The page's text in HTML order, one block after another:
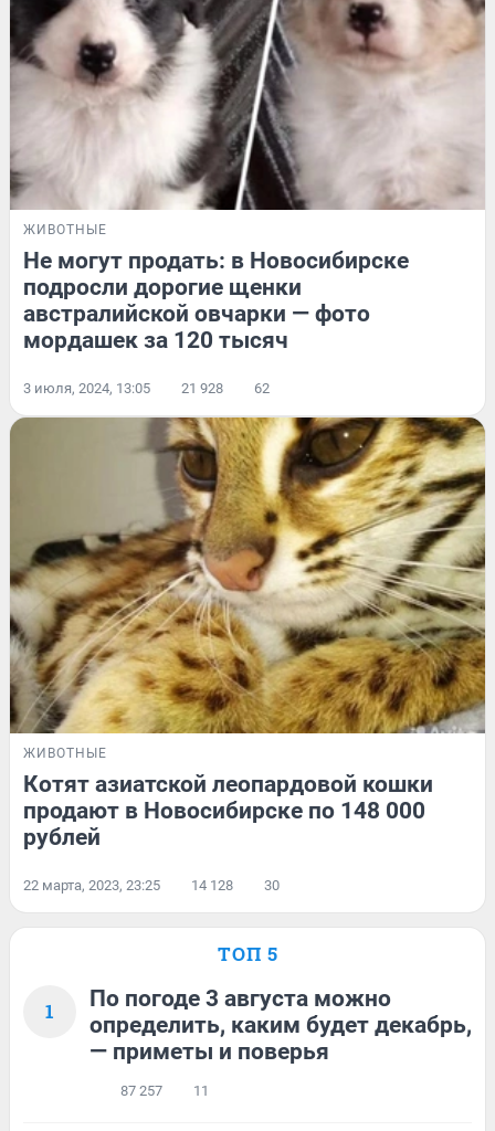
ЖИВОТНЫЕ
Не могут продать: в Новосибирске
подросли дорогие щенки
австралийской овчарки — фото
мордашек за 120 тысяч
3 июля, 2024, 13:05 21 928 62
ЖИВОТНЫЕ
Котят азиатской леопардовой кошки
продают в Новосибирске по 148 000
рублей
22 марта, 2023, 23:25 14 128 30
ТОП 5
1
По погоде 3 августа можно
определить, каким будет декабрь,
— приметы и поверья
87 257 11